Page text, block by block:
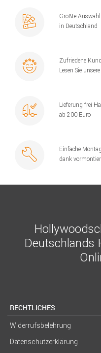
Größte Auswahl
in Deutschland
Zufriedene
Lesen Sie
Lieferung frei
ab 200 Euro
Einfache
dank
Deutschlands
RECHTLICHES
Widerrufsbelehrung
Datenschutzerklärung